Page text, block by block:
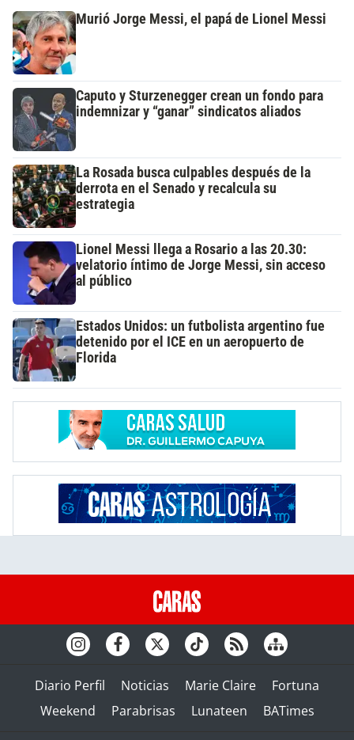
Murió Jorge Messi, el papá de Lionel Messi
Caputo y Sturzenegger crean un fondo para
indemnizar y “ganar” sindicatos aliados
La Rosada busca culpables después de la
derrota en el Senado y recalcula su
estrategia
Lionel Messi llega a Rosario a las 20.30:
velatorio íntimo de Jorge Messi, sin acceso
al público
Estados Unidos: un futbolista argentino fue
detenido por el ICE en un aeropuerto de
Florida
Diario Perfil Noticias Marie Claire
Fortuna
Weekend
Parabrisas Lunateen BATimes